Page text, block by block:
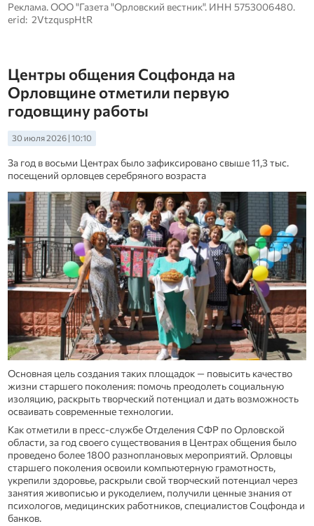
Реклама. ООО "Газета "Орловский вестник". ИНН 5753006480.
erid: 2VtzquspHtR
Центры общения Соцфонда на
Орловщине отметили первую
годовщину работы
30 июля 2026 | 10:10
За год в восьми Центрах было зафиксировано свыше 11,3 тыс.
посещений орловцев серебряного возраста
Основная цель создания таких площадок — повысить качество
жизни старшего поколения: помочь преодолеть социальную
изоляцию, раскрыть творческий потенциал и дать возможность
осваивать современные технологии.
Как отметили в пресс-службе Отделения СФР по Орловской
области, за год своего существования в Центрах общения было
проведено более 1800 разноплановых мероприятий. Орловцы
старшего поколения освоили компьютерную грамотность,
укрепили здоровье, раскрыли свой творческий потенциал через
занятия живописью и рукоделием, получили ценные знания от
психологов, медицинских работников, специалистов Соцфонда и
банков.